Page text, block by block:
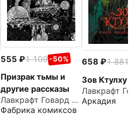
555 1 109 -50%
Призрак тьмы и
другие рассказы
Лавкрафт Говард Филлипс
Фабрика комиксов
658 1 881
Зов Ктулху
Аркадия